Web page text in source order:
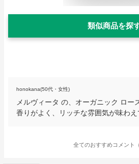
類似商品を探
honokana(50代・女性)
メルヴィータ の、オーガニック ロー
香りがよく、リッチな雰囲気が味わ
全てのおすすめコメント